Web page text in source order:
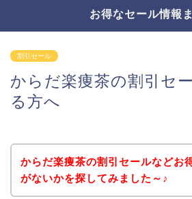
お得なセール情報
割引セール
からだ楽痩茶の割引セ
る方へ
からだ楽痩茶の割引セールなどお
がないかを探してみました～♪